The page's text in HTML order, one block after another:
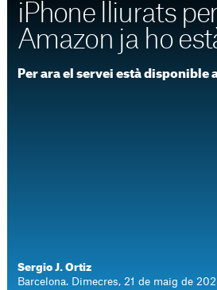
iPhone lliurats
Amazon ja ho
Per ara el servei està disponible
Sergio J. Ortiz
Barcelona. Dimecres, 21 de maig de